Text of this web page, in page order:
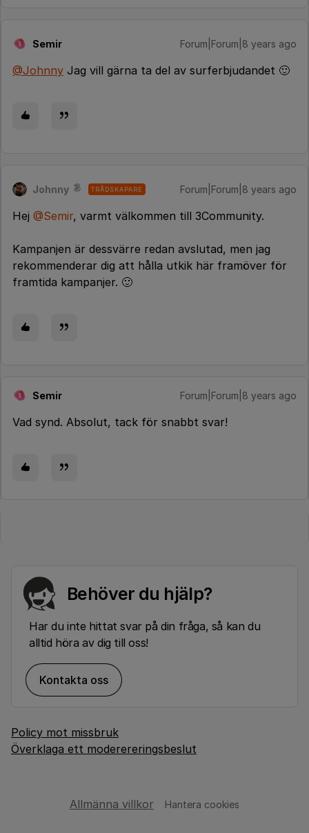
S Semir Forum|Forum|8 years ago
@Johnny Jag vill gärna ta del av surferbjudandet 🙂
Johnny TRÅDSKAPARE Forum|Forum|8 years ago
Hej @Semir, varmt välkommen till 3Community.
Kampanjen är dessvärre redan avslutad, men jag
rekommenderar dig att hålla utkik här framöver för
framtida kampanjer. 🙂
S Semir Forum|Forum|8 years ago
Vad synd. Absolut, tack för snabbt svar!
Behöver du hjälp?
Har du inte hittat svar på din fråga, så kan du
alltid höra av dig till oss!
Kontakta oss
Policy mot missbruk
Överklaga ett moderereringsbeslut
Allmänna villkor Hantera cookies